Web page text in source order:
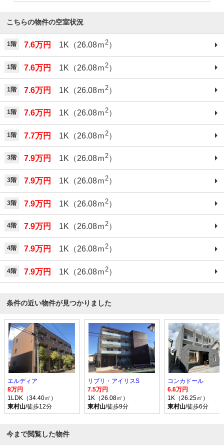
こちらの物件の空室状況
1階 7.6万円 1K（26.08ｍ2）
1階 7.6万円 1K（26.08ｍ 2）
1階 7.6万円 1K（26.08ｍ2）
1階 7.6万円 1K（26.08ｍ2）
1階 7.7万円 1K（26.08ｍ 2）
3階 7.9万円 1K（26.08ｍ2）
3階 7.9万円 1K（26.08ｍ2）
3階 7.9万円 1K（26.08ｍ 2）
4階 7.9万円 1K（26.08ｍ2）
4階 7.9万円 1K（26.08ｍ2）
4階 7.9万円 1K（26.08ｍ 2）
条件の近い物件が見つかりました
エルディア
8万円
1LDK（34.40㎡）
東村山/徒歩12分
リブリ・アイリスS
7.5万円
1K（26.08㎡）
東村山/徒歩9分
コンカドール
6.6万円
1K（26.25㎡）
東村山/徒歩6分
今まで閲覧した物件